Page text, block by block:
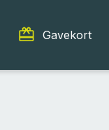
Gavekort